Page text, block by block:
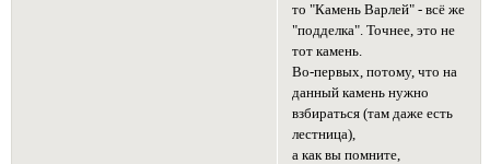
то "Камень Варлей" - всё же
"подделка". Точнее, это не
тот камень.
Во-первых, потому, что на
данный камень нужно
взбираться (там даже есть
лестница),
а как вы помните,